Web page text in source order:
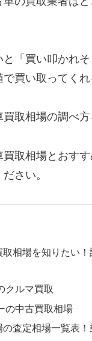
「買い叩かれ
買い取ってく
取相場の調べ
買取相場とおす
さい。
取相場を知りたい
クルマ買取
の中古買取相場
の査定相場一覧表